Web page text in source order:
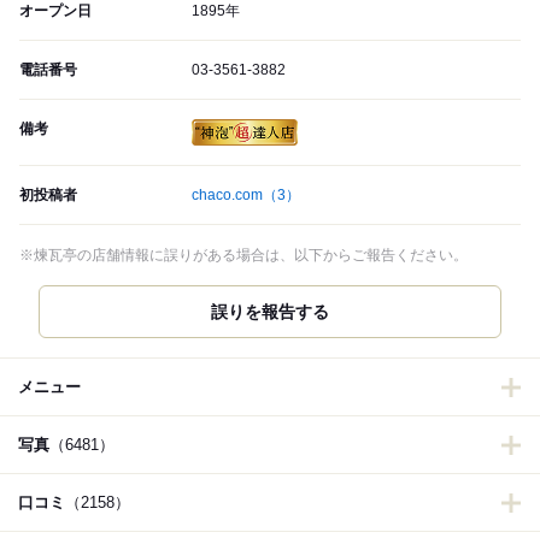
オープン日 1895年
電話番号 03-3561-3882
備考
初投稿者 chaco.com （3）
※煉瓦亭の店舗情報に誤りがある場合は、以下からご報告ください。
誤りを報告する
メニュー
写真 （6481）
口コミ （2158）